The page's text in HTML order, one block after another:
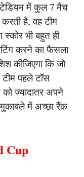
में कुल 7 मैच
है, वह टीम
स्कोर भी बहुत ही
करने का फैसला
कीजिएगा कि जो
पहले टॉस
ज्यादातर अपने
में अच्छा रैंक
Cup